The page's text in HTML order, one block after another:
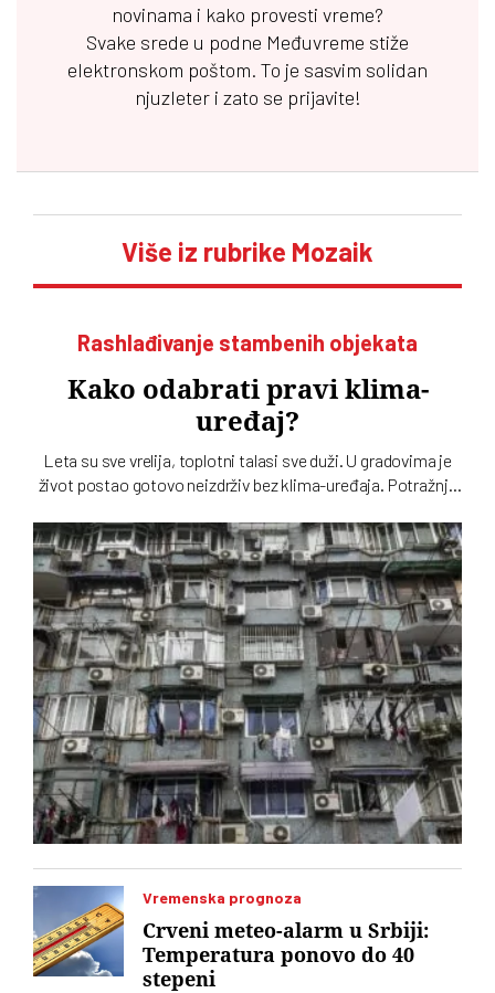
novinama i kako provesti vreme?
Svake srede u podne Međuvreme stiže
elektronskom poštom. To je sasvim solidan
njuzleter i zato se prijavite!
Više iz rubrike Mozaik
Rashlađivanje stambenih objekata
Kako odabrati pravi klima-
uređaj?
Leta su sve vrelija, toplotni talasi sve duži. U gradovima je
život postao gotovo neizdrživ bez klima-uređaja. Potražnja
pravi? Na šta treba obratiti pažnju?
Vremenska prognoza
Crveni meteo-alarm u Srbiji:
Temperatura ponovo do 40
stepeni